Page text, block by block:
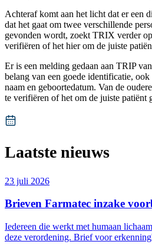
Achteraf komt aan het licht dat er een
dat het gaat om twee verschillende
gevonden wordt, zoekt TRIX verder
verifiëren of het hier om de juiste
Er is een melding gedaan aan TRIP
belang van een goede identificatie,
naam en geboortedatum. Van de
te verifiëren of het om de juiste patiënt
Laatste nieuws
23 juli 2026
Brieven Farmatec inzake
Iedereen die werkt met humaan
deze verordening. Brief voor